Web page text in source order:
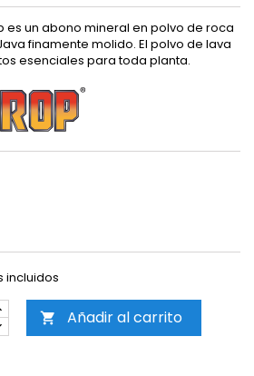
es un abono mineral en polvo de roca
finamente molido. El polvo de lava
esenciales para toda planta.
incluidos
 Añadir al carrito